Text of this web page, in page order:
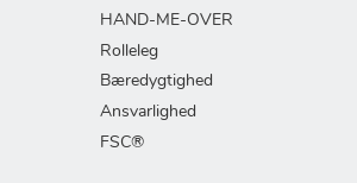
HAND-ME-OVER
Rolleleg
Bæredygtighed
Ansvarlighed
FSC®